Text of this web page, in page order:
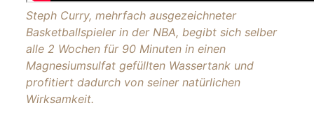
Steph Curry, mehrfach ausgezeichneter
Basketballspieler in der NBA, begibt sich selber
alle 2 Wochen für 90 Minuten in einen
Magnesiumsulfat gefüllten Wassertank und
profitiert dadurch von seiner natürlichen
Wirksamkeit.